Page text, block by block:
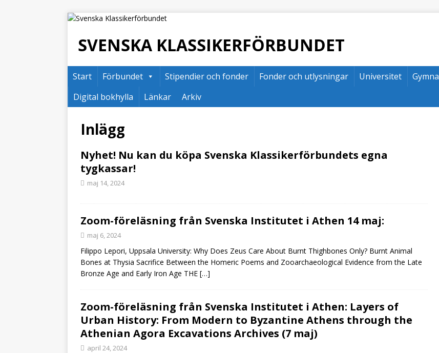
SVENSKA KLASSIKERFÖRBUNDET
Start Förbundet Stipendier och fonder Fonder och utlysningar Universitet
Digital bokhylla
Länkar Arkiv
Inlägg
Nyhet! Nu kan du köpa Svenska Klassikerförbundets egna
tygkassar!
maj 14, 2024
Zoom-föreläsning från Svenska Institutet i Athen 14 maj:
maj 6, 2024
Filippo Lepori, Uppsala University: Why Does Zeus Care About Burnt Thighbones Only? Burnt Animal
Bones at Thysia Sacrifice Between the Homeric Poems and Zooarchaeological Evidence from the Late
Bronze Age and Early Iron Age THE […]
Zoom-föreläsning från Svenska Institutet i Athen: Layers of
Urban History: From Modern to Byzantine Athens through the
Athenian Agora Excavations Archives (7 maj)
april 24, 2024